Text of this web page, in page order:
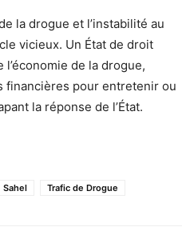
la drogue et l’instabilité au
vicieux. Un État de droit
l’économie de la drogue,
financières pour entretenir ou
la réponse de l’État.
Sahel Trafic de Drogue